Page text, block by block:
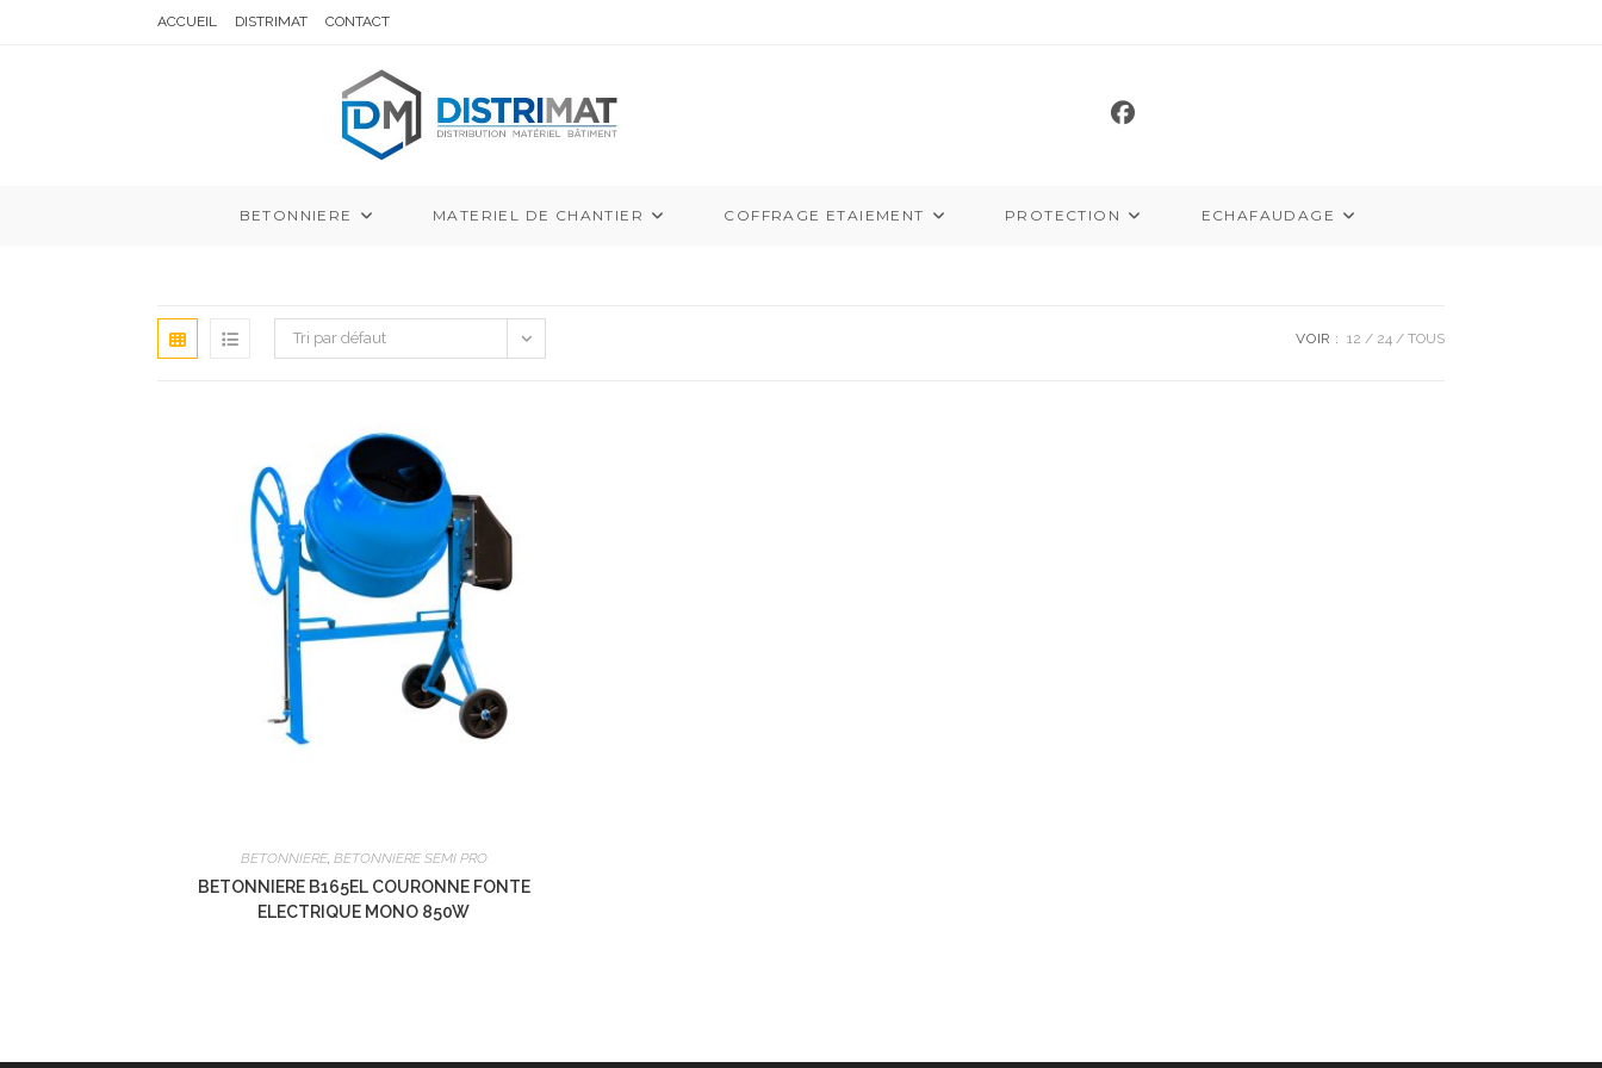
ACCUEIL DISTRIMAT CONTACT
BETONNIERE MATERIEL DE CHANTIER COFFRAGE ETAIEMENT PROTECTION ECHAFAUDAGE
Tri par défaut VOIR : 12 24 TOUS
BETONNIERE, BETONNIERE SEMI PRO
BETONNIERE B165EL COURONNE FONTE
ELECTRIQUE MONO 850W